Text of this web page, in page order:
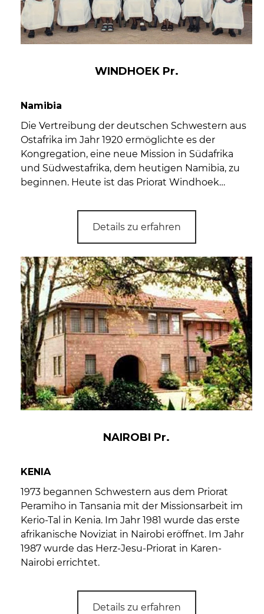
WINDHOEK Pr.
Namibia
Die Vertreibung der deutschen Schwestern aus
Ostafrika im Jahr 1920 ermöglichte es der
Kongregation, eine neue Mission in Südafrika
und Südwestafrika, dem heutigen Namibia, zu
beginnen. Heute ist das Priorat Windhoek…
Details zu erfahren
NAIROBI Pr.
KENIA
1973 begannen Schwestern aus dem Priorat
Peramiho in Tansania mit der Missionsarbeit im
Kerio-Tal in Kenia. Im Jahr 1981 wurde das erste
afrikanische Noviziat in Nairobi eröffnet. Im Jahr
1987 wurde das Herz-Jesu-Priorat in Karen-
Nairobi errichtet.
Details zu erfahren